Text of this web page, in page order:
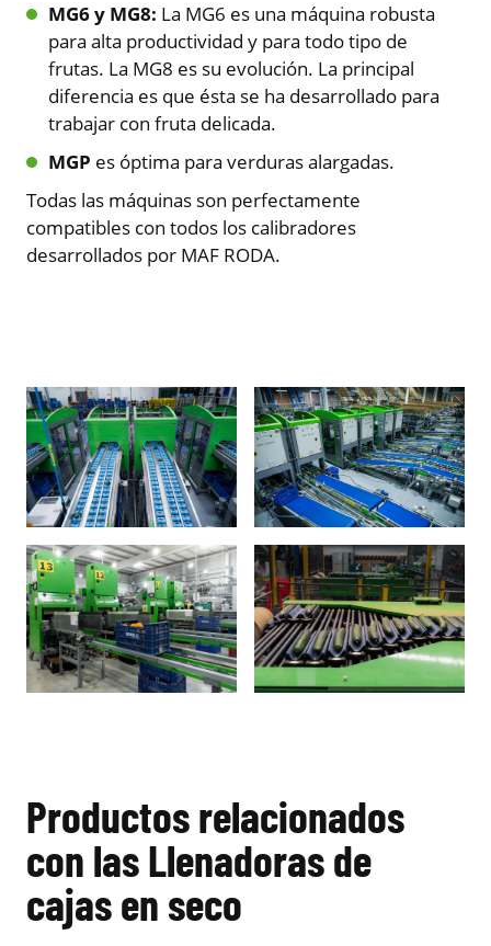
MG6 y MG8: La MG6 es una máquina robusta
para alta productividad y para todo tipo de
frutas. La MG8 es su evolución. La principal
diferencia es que ésta se ha desarrollado para
trabajar con fruta delicada.
MGP es óptima para verduras alargadas.
Todas las máquinas son perfectamente
compatibles con todos los calibradores
desarrollados por MAF RODA.
Productos relacionados
con las Llenadoras de
cajas en seco